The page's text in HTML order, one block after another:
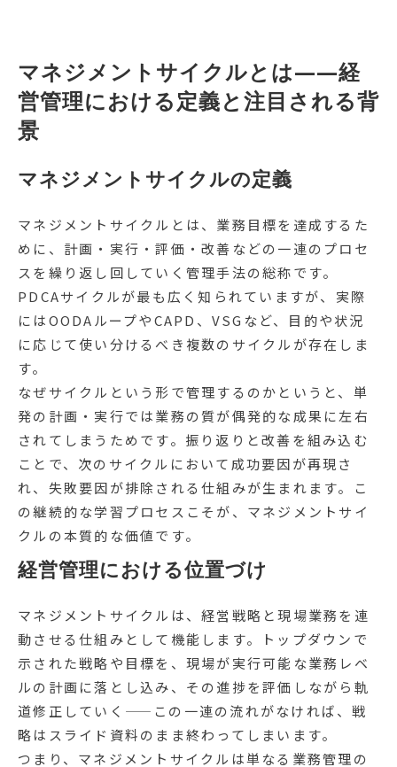
マネジメントサイクルとは——経
営管理における定義と注目される背
景
マネジメントサイクルの定義
マネジメントサイクルとは、業務目標を達成するた
めに、計画・実行・評価・改善などの一連のプロセ
スを繰り返し回していく管理手法の総称です。
PDCAサイクルが最も広く知られていますが、実際
にはOODAループやCAPD、VSGなど、目的や状況
に応じて使い分けるべき複数のサイクルが存在しま
す。
なぜサイクルという形で管理するのかというと、単
発の計画・実行では業務の質が偶発的な成果に左右
されてしまうためです。振り返りと改善を組み込む
ことで、次のサイクルにおいて成功要因が再現さ
れ、失敗要因が排除される仕組みが生まれます。こ
の継続的な学習プロセスこそが、マネジメントサイ
クルの本質的な価値です。
経営管理における位置づけ
マネジメントサイクルは、経営戦略と現場業務を連
動させる仕組みとして機能します。トップダウンで
示された戦略や目標を、現場が実行可能な業務レベ
ルの計画に落とし込み、その進捗を評価しながら軌
道修正していく——この一連の流れがなければ、戦
略はスライド資料のまま終わってしまいます。
つまり、マネジメントサイクルは単なる業務管理の